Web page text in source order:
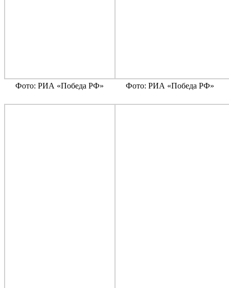
Фото: РИА «Победа РФ» Фото: РИА «Победа РФ»